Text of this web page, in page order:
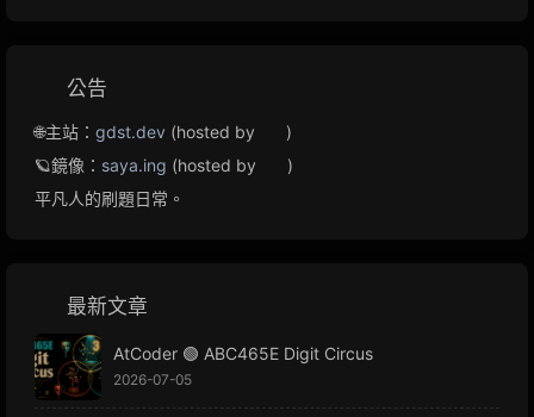
公告
🌐主站： gdst.dev (hosted by
)
🪐鏡像： saya.ing (hosted by
)
平凡人的刷題日常。
最新文章
AtCoder 🟢 ABC465E Digit Circus
2026-07-05